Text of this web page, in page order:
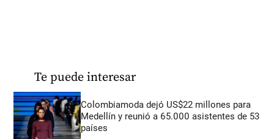
Te puede interesar
Colombiamoda dejó US$22 millones para
Medellín y reunió a 65.000 asistentes de 53
países